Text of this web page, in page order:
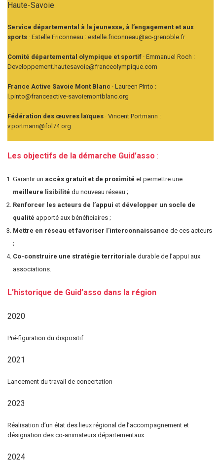
Haute-Savoie
Service départemental à la jeunesse, à l’engagement et aux
sports · Estelle Friconneau : estelle.friconneau@ac-grenoble.fr
Comité départemental olympique et sportif · Emmanuel Roch :
Developpement.hautesavoie@franceolympique.com
France Active Savoie Mont Blanc · Laureen Pinto :
l.pinto@franceactive-savoiemontblanc.org
Fédération des œuvres laïques · Vincent Portmann :
v.portmann@fol74.org
Les objectifs de la démarche Guid’asso :
Garantir un accès gratuit et de proximité et permettre une
meilleure lisibilité du nouveau réseau ;
Renforcer les acteurs de l’appui et développer un socle de
qualité apporté aux bénéficiaires ;
Mettre en réseau et favoriser l’interconnaissance de ces acteurs
;
Co-construire une stratégie territoriale durable de l’appui aux
associations.
L’historique de Guid’asso dans la région
2020
Pré-figuration du dispositif
2021
Lancement du travail de concertation
2023
Réalisation d’un état des lieux régional de l’accompagnement et
désignation des co-animateurs départementaux
2024